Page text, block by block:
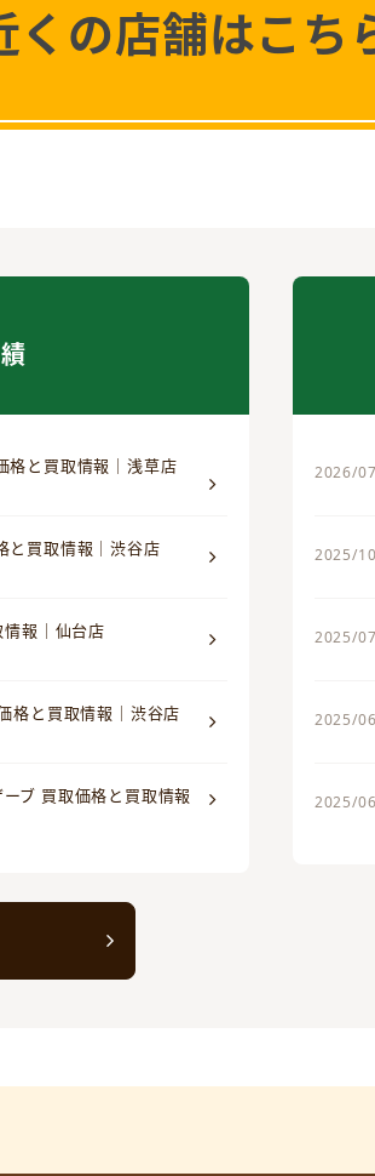
くの店舗はこち
格と買取情報｜浅草店
と買取情報｜渋谷店
報｜仙台店
格と買取情報｜渋谷店
ブ 買取価格と買取情報
2026/
2025/
2025/
2025/
2025/